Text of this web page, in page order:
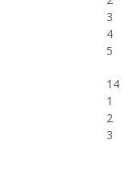
3
4
5
14
1
2
3